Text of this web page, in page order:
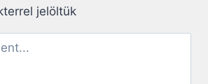
jelöltük